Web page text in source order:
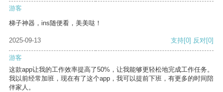
游客
梯子神器，ins随便看，美美哒！
2025-09-13 支持[0] 反对[0]
游客
这款app让我的工作效率提高了50%，让我能够更轻松地完成工作任务。
我以前经常加班，现在有了这个app，我可以提前下班，有更多的时间陪
伴家人。